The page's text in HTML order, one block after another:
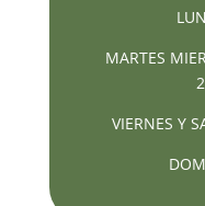
MARTES
VIERNES Y